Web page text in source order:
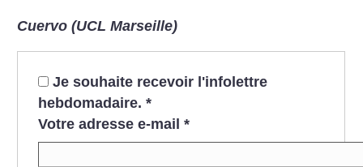
Cuervo (UCL Marseille)
Je souhaite recevoir l'infolettre
hebdomadaire. *
Votre adresse e-mail *